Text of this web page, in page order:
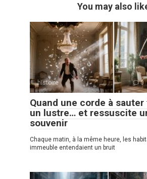
You may also
histoire 0
Quand une corde à
un lustre… et ressuscite
souvenir
Chaque matin, à la même heure, les
immeuble entendaient un bruit